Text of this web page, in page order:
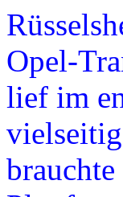
Opel-
lief im